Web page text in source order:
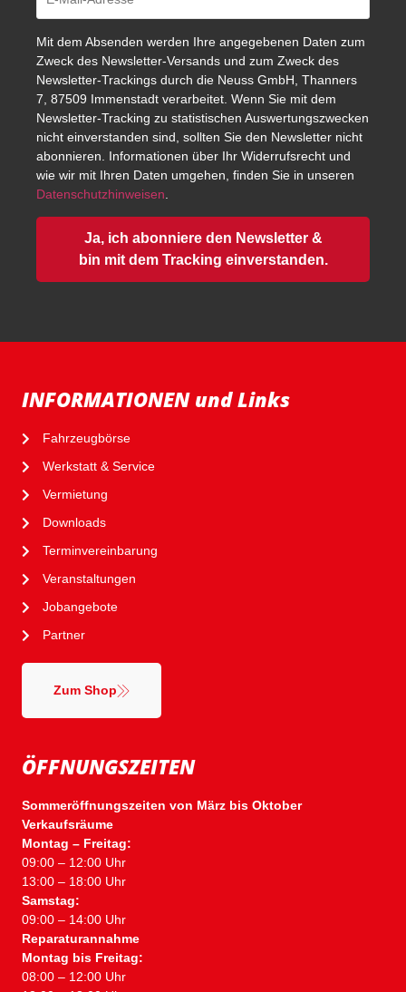
Mit dem Absenden werden Ihre angegebenen Daten zum
Zweck des Newsletter-Versands und zum Zweck des
Newsletter-Trackings durch die Neuss GmbH, Thanners
7, 87509 Immenstadt verarbeitet. Wenn Sie mit dem
Newsletter-Tracking zu statistischen Auswertungszwecken
nicht einverstanden sind, sollten Sie den Newsletter nicht
abonnieren. Informationen über Ihr Widerrufsrecht und
wie wir mit Ihren Daten umgehen, finden Sie in unseren
Datenschutzhinweisen
Ja, ich abonniere den Newsletter &
bin mit dem Tracking einverstanden.
ÖFFNUNGSZEITEN
Sommeröffnungszeiten von März bis Oktober
Verkaufsräume
Montag – Freitag:
09:00 – 12:00 Uhr
13:00 – 18:00 Uhr
Samstag:
09:00 – 14:00 Uhr
Reparaturannahme
Montag bis Freitag:
08:00 – 12:00 Uhr
INFORMATIONEN und Links
Fahrzeugbörse
Werkstatt & Service
Vermietung
Downloads
Terminvereinbarung
Veranstaltungen
Jobangebote
Partner
Zum Shop